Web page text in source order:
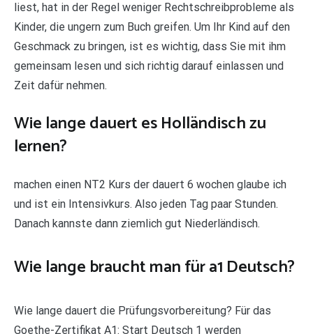
liest, hat in der Regel weniger Rechtschreibprobleme als
Kinder, die ungern zum Buch greifen. Um Ihr Kind auf den
Geschmack zu bringen, ist es wichtig, dass Sie mit ihm
gemeinsam lesen und sich richtig darauf einlassen und
Zeit dafür nehmen.
Wie lange dauert es Holländisch zu
lernen?
machen einen NT2 Kurs der dauert 6 wochen glaube ich
und ist ein Intensivkurs. Also jeden Tag paar Stunden.
Danach kannste dann ziemlich gut Niederländisch.
Wie lange braucht man für a1 Deutsch?
Wie lange dauert die Prüfungsvorbereitung? Für das
Goethe-Zertifikat A1: Start Deutsch 1 werden